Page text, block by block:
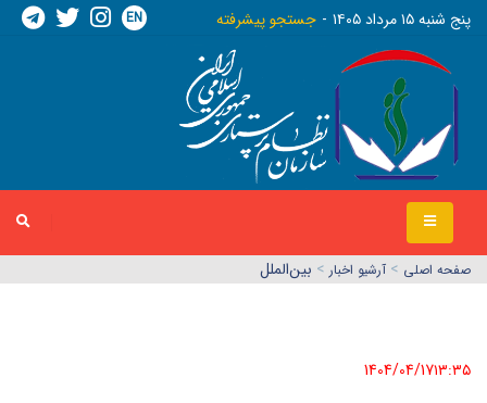
پنج شنبه ١٥ مرداد ١٤٠٥ جستجو پیشرفته EN
صفحه اصلي > آرشیو اخبار > بین‌الملل
1404/04/17١٣:٣٥